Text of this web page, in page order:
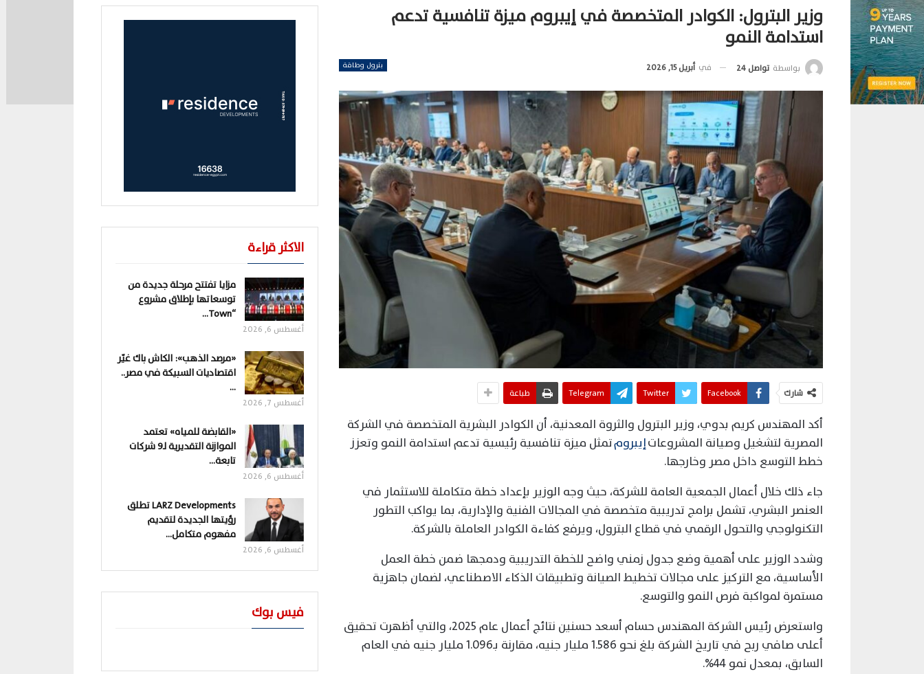
وزير البترول: الكوادر المتخصصة في إيبروم ميزة تنافسية تدعم
استدامة النمو
بترول وطاقة بواسطة تواصل 24 في أبريل 15, 2026
شارك Facebook
Twitter
Telegram طباعة
أكد المهندس كريم بدوي، وزير البترول والثروة المعدنية، أن الكوادر البشرية المتخصصة في الشركة
المصرية لتشغيل وصيانة المشروعاتإيبرومتمثل ميزة تنافسية رئيسية تدعم استدامة النمو وتعزز
خطط التوسع داخل مصر وخارجها.
جاء ذلك خلال أعمال الجمعية العامة للشركة، حيث وجه الوزير بإعداد خطة متكاملة للاستثمار في
العنصر البشري، تشمل برامج تدريبية متخصصة في المجالات الفنية والإدارية، بما يواكب التطور
التكنولوجي والتحول الرقمي في قطاع البترول، ويرفع كفاءة الكوادر العاملة بالشركة.
وشدد الوزير على أهمية وضع جدول زمني واضح للخطة التدريبية ودمجها ضمن خطة العمل
الأساسية، مع التركيز على مجالات تخطيط الصيانة وتطبيقات الذكاء الاصطناعي، لضمان جاهزية
مستمرة لمواكبة فرص النمو والتوسع.
واستعرض رئيس الشركة المهندس حسام أسعد حسنين نتائج أعمال عام 2025، والتي أظهرت تحقيق
أعلى صافي ربح في تاريخ الشركة بلغ نحو 1.586 مليار جنيه، مقارنة بـ1.096 مليار جنيه في العام
السابق، بمعدل نمو 44%.
الاكثر قراءة
مزايا تفتتح مرحلة جديدة من
توسعاتها بإطلاق مشروع
“Town…
أغسطس 6, 2026
«مرصد الذهب»: الكاش باك غيّر
اقتصاديات السبيكة في مصر..
…
أغسطس 7, 2026
«القابضة للمياه» تعتمد
الموازنة التقديرية لـ9 شركات
تابعة…
أغسطس 6, 2026
LARZ Developments تطلق
رؤيتها الجديدة لتقديم
مفهوم متكامل…
أغسطس 6, 2026
فيس بوك